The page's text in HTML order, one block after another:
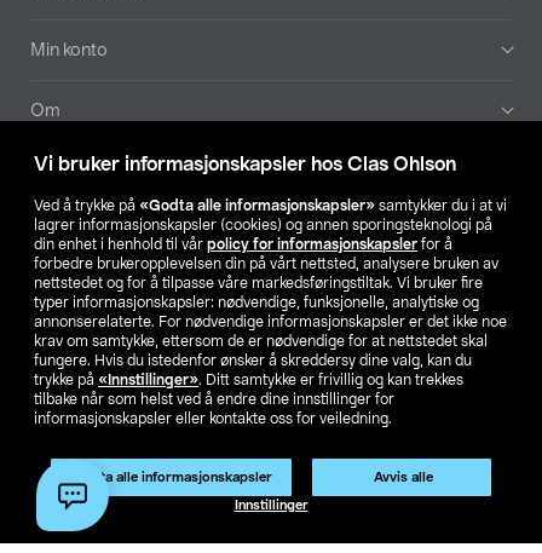
Vi bruker informasjonskapsler hos Clas Ohlson
Ved å trykke på «Godta alle informasjonskapsler» samtykker du i at vi
lagrer informasjonskapsler (cookies) og annen sporingsteknologi på
din enhet i henhold til vår policy for informasjonskapsler for å
forbedre brukeropplevelsen din på vårt nettsted, analysere bruken av
nettstedet og for å tilpasse våre markedsføringstiltak. Vi bruker fire
typer informasjonskapsler: nødvendige, funksjonelle, analytiske og
annonserelaterte. For nødvendige informasjonskapsler er det ikke noe
krav om samtykke, ettersom de er nødvendige for at nettstedet skal
fungere. Hvis du istedenfor ønsker å skreddersy dine valg, kan du
trykke på «Innstillinger». Ditt samtykke er frivillig og kan trekkes
tilbake når som helst ved å endre dine innstillinger for
informasjonskapsler eller kontakte oss for veiledning.
Godta alle informasjonskapsler Avvis alle
Innstillinger
Min konto
Om
Aktuelt
Våre selskaper
Finn din butikk
SE NO FI
Privacy statement Medlemsvilkår